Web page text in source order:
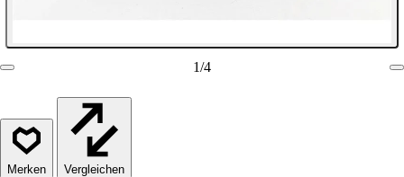
1/4
Vergleichen